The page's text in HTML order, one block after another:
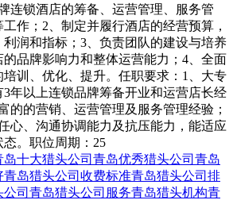
连锁酒店的筹备、运营管理、服务管
作；2、制定并履行酒店的经营预算，
利润和指标；3、负责团队的建设与培养
的品牌影响力和整体运营能力；4、全面
训、优化、提升。任职要求：1、大专
3年以上连锁品牌筹备开业和运营店长经
的的营销、运营管理及服务管理经验；
心、沟通协调能力及抗压能力，能适应
。职位周期：25
岛十大猎头公司 青岛优秀猎头公司 青岛
青岛猎头公司收费标准青岛猎头公司排
司 青岛猎头公司服务青岛猎头机构青